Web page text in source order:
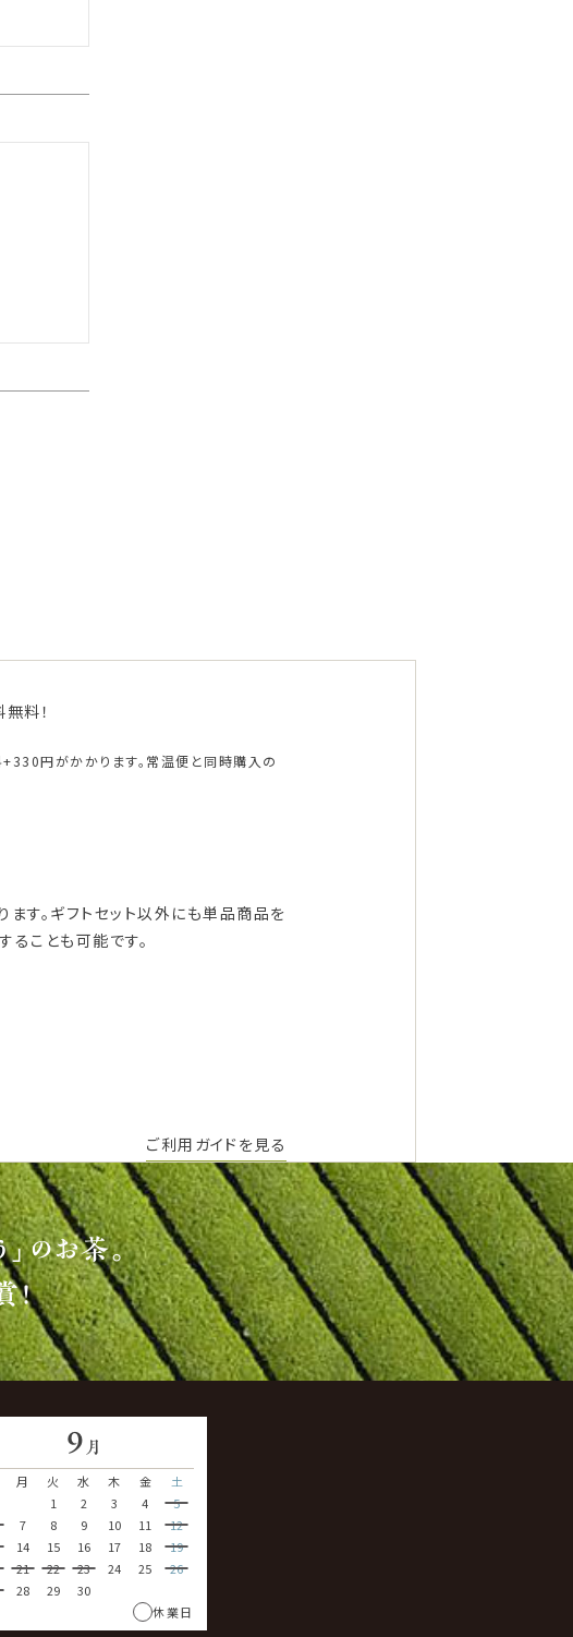
料！
円がかかります。常温便と同時購入の
す。ギフトセット以外にも単品商品を
ことも可能です。
ご利用ガイドを見る
」のお茶。
9 月
月 火 水 木 金
土
1
2 3 4
5
7 8 9 10 11
12
14 15 16 17 18
19
21 22 23 24 25
26
28 29
30
休業日